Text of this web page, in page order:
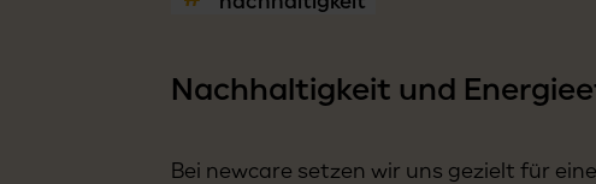
Nachhaltigkeit und
Bei newcare setzen wir uns gezielt für